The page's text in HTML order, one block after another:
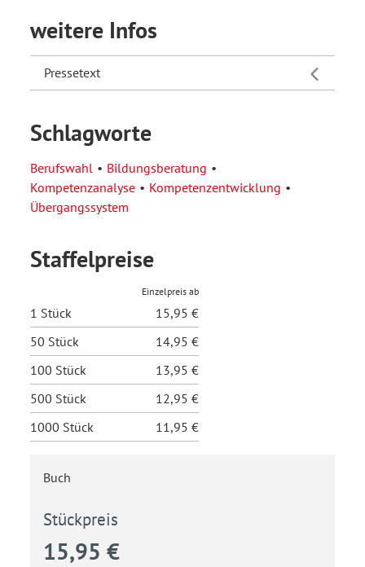
weitere Infos
Pressetext
Schlagworte
Berufswahl
Bildungsberatung
Kompetenzanalyse
Kompetenzentwicklung
Übergangssystem
Staffelpreise
Einzelpreis ab
1 Stück
15,95 €
50 Stück
14,95 €
100 Stück
13,95 €
500 Stück
12,95 €
1000 Stück
11,95 €
Buch
Stückpreis
15,95 €